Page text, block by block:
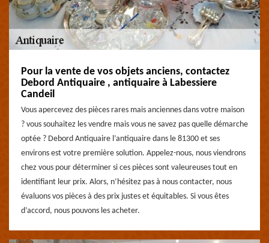
Pour la vente de vos objets anciens, contactez
Debord Antiquaire , antiquaire à Labessiere
Candeil
Vous apercevez des pièces rares mais anciennes dans votre maison
? vous souhaitez les vendre mais vous ne savez pas quelle démarche
optée ? Debord Antiquaire l’antiquaire dans le 81300 et ses
environs est votre première solution. Appelez-nous, nous viendrons
chez vous pour déterminer si ces pièces sont valeureuses tout en
identifiant leur prix. Alors, n’hésitez pas à nous contacter, nous
évaluons vos pièces à des prix justes et équitables. Si vous êtes
d’accord, nous pouvons les acheter.